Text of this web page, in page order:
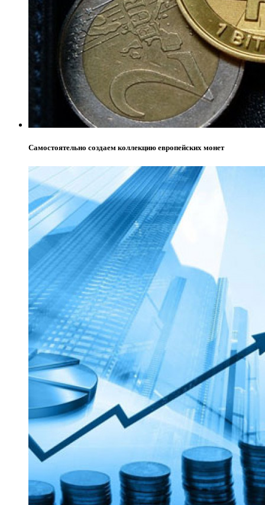
Самостоятельно создаем коллекцию европейских монет